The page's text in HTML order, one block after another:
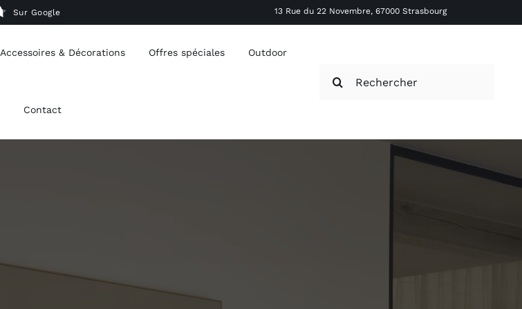
Sur Google 13 Rue du 22 Novembre, 67000 Strasbourg
Accessoires & Décorations Offres spéciales Outdoor
Contact